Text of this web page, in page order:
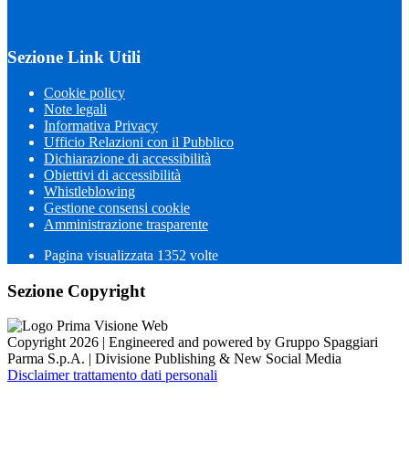
Sezione Link Utili
Cookie policy
Note legali
Informativa Privacy
Ufficio Relazioni con il Pubblico
Dichiarazione di accessibilità
Obiettivi di accessibilità
Whistleblowing
Gestione consensi cookie
Amministrazione trasparente
Pagina visualizzata 1352 volte
Sezione Copyright
Copyright 2026 | Engineered and powered by Gruppo Spaggiari
Parma S.p.A. | Divisione Publishing & New Social Media
Disclaimer trattamento dati personali